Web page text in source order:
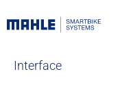
Interface